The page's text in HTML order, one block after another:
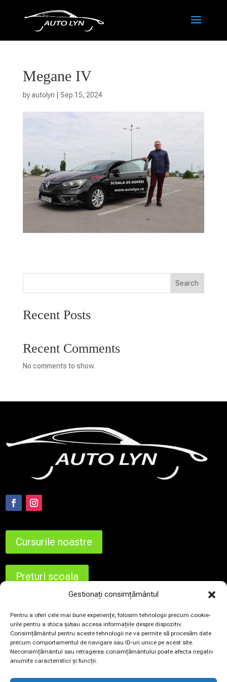
Gestionați consimțământul
Pentru a oferi cele mai bune experiențe, folosim tehnologii precum cookie-
urile pentru a stoca și/sau accesa informațiile despre dispozitiv.
Consimțământul pentru aceste tehnologii ne va permite să procesăm date
precum comportamentul de navigare sau ID-uri unice pe acest site.
Neconsimțământul sau retragerea consimțământului poate afecta negativ
anumite caracteristici și funcții.
Megane IV
byautolyn Sep 15, 2024
Search
Recent Posts
Recent Comments
No comments to show.
Cursurile noastre
Preturi scoala
Contact
Termeni si conditii